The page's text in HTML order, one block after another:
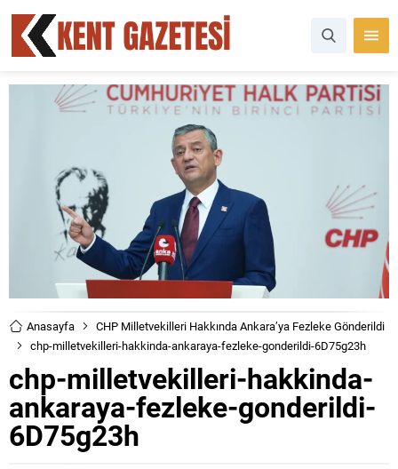
Anasayfa
CHP Milletvekilleri Hakkında Ankara’ya Fezleke Gönderildi
chp-milletvekilleri-hakkinda-ankaraya-fezleke-gonderildi-6D75g23h
chp-milletvekilleri-hakkinda-
ankaraya-fezleke-gonderildi-
6D75g23h